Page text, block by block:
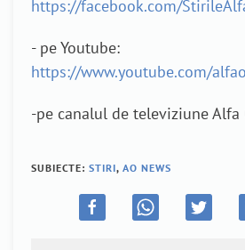
https://facebook.com/
- pe Youtube:
https://www.youtube.com/
-pe canalul de televiziune Alfa
SUBIECTE: STIRI, AO NEWS